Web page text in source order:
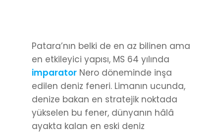
Patara’nın belki de en az bilinen ama
en etkileyici yapısı, MS 64 yılında
imparator Nero döneminde inşa
edilen deniz feneri. Limanın ucunda,
denize bakan en stratejik noktada
yükselen bu fener, dünyanın hâlâ
ayakta kalan en eski deniz